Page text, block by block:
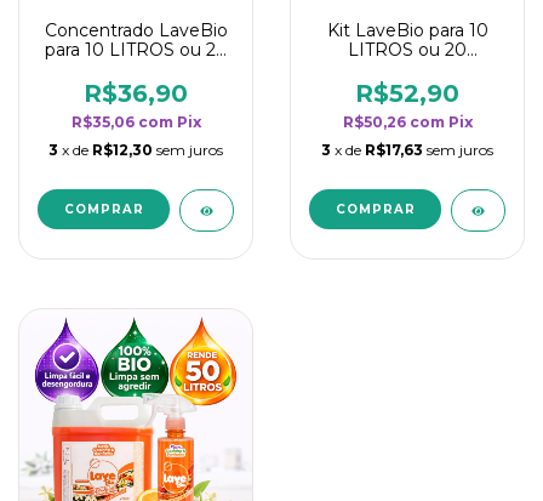
Concentrado LaveBio
para 10 LITROS ou 20
rendimento da
categoria - Flor de
Laranjeira
R$36,90
R$35,06 com Pix
3 x de R$12,30 sem juros
Kit LaveBio para 10
LITROS ou 20
rendimento da
categoria - Flor de
Laranjeira
R$52,90
R$50,26 com Pix
3 x de R$17,63 sem juros